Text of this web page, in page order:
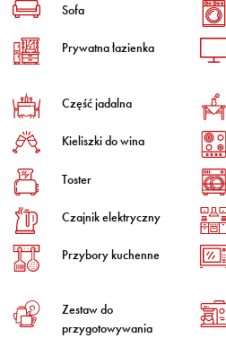
Sofa
Prywatna łazienka
Część jadalna
Kieliszki do wina
Toster
Czajnik elektryczny
Przybory kuchenne
Zestaw do
przygotowywania